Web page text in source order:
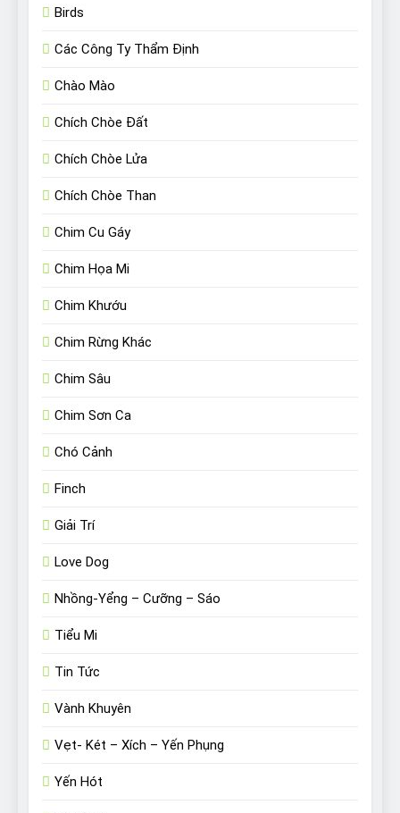
Birds
Các Công Ty Thẩm Định
Chào Mào
Chích Chòe Đất
Chích Chòe Lửa
Chích Chòe Than
Chim Cu Gáy
Chim Họa Mi
Chim Khướu
Chim Rừng Khác
Chim Sâu
Chim Sơn Ca
Chó Cảnh
Finch
Giải Trí
Love Dog
Nhồng-Yểng – Cưỡng – Sáo
Tiểu Mi
Tin Tức
Vành Khuyên
Vẹt- Két – Xích – Yến Phụng
Yến Hót